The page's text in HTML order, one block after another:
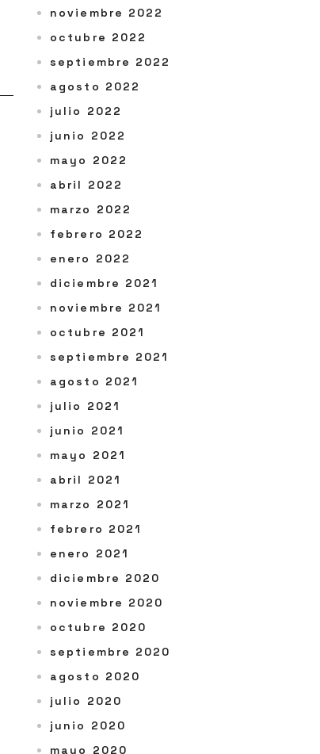
noviembre 2022
octubre 2022
septiembre 2022
agosto 2022
julio 2022
junio 2022
mayo 2022
abril 2022
marzo 2022
febrero 2022
enero 2022
diciembre 2021
noviembre 2021
octubre 2021
septiembre 2021
agosto 2021
julio 2021
junio 2021
mayo 2021
abril 2021
marzo 2021
febrero 2021
enero 2021
diciembre 2020
noviembre 2020
octubre 2020
septiembre 2020
agosto 2020
julio 2020
junio 2020
mayo 2020